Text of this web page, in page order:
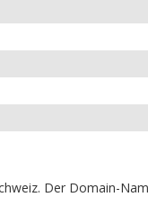
Der Domain-